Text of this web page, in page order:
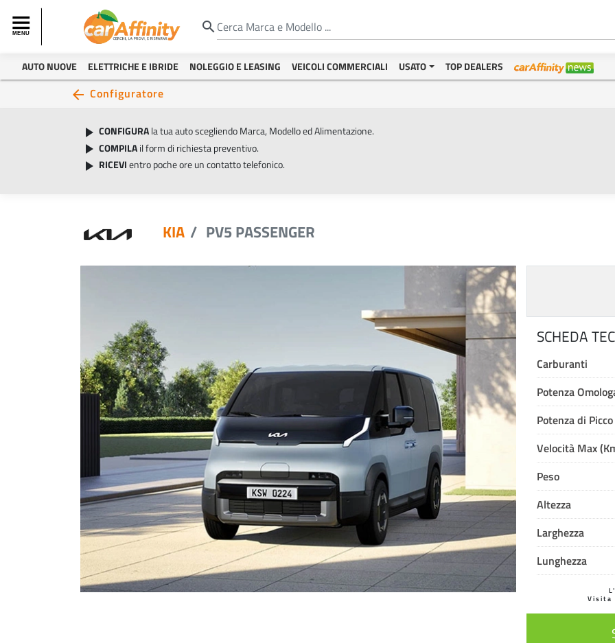
search
AUTO NUOVE ELETTRICHE E IBRIDE NOLEGGIO E LEASING VEICOLI COMMERCIALI USATO TOP DEALERS
arrow_back Configuratore
play_arrow CONFIGURA la tua auto scegliendo Marca, Modello ed Alimentazione.
play_arrow COMPILA il form di richiesta preventivo.
play_arrow RICEVI entro poche ore un contatto telefonico.
KIA PV5 PASSENGER
SCHEDA
Carburanti
Potenza
Potenza di Picco
Velocità Max
Peso
Altezza
Larghezza
Lunghezza
Visita